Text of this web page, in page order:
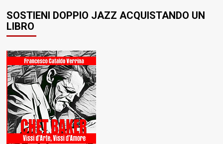
SOSTIENI DOPPIO JAZZ ACQUISTANDO UN
LIBRO